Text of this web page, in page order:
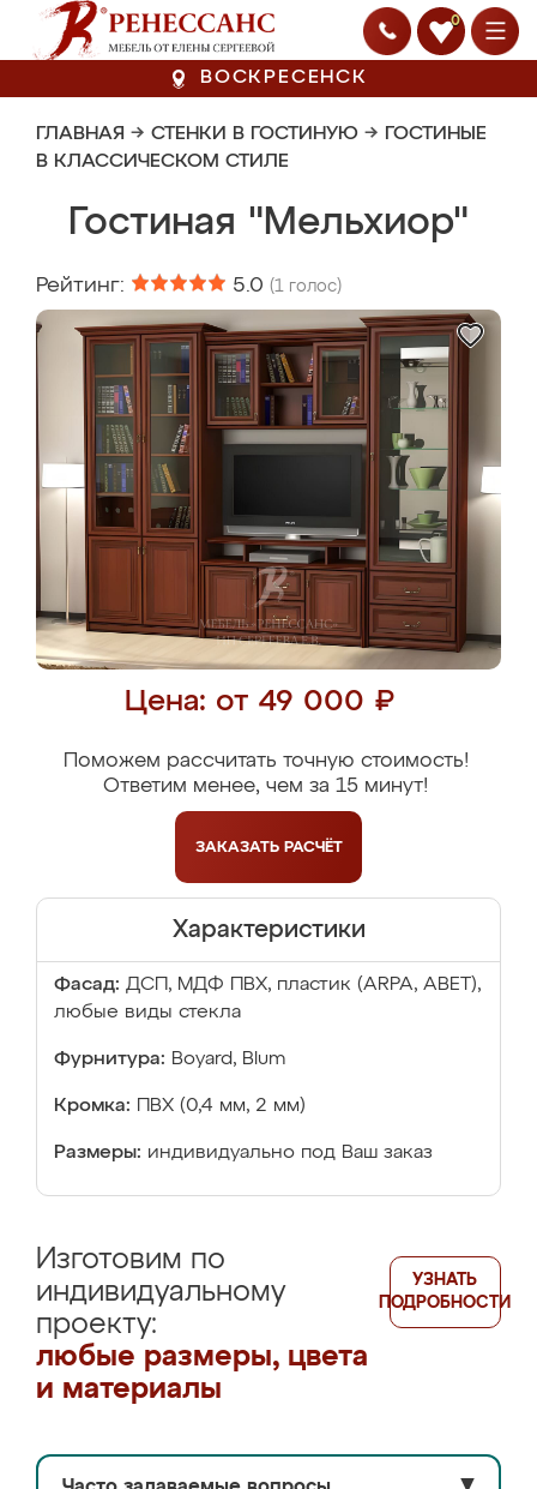
0
ВОСКРЕСЕНСК
ГЛАВНАЯ → СТЕНКИ В ГОСТИНУЮ → ГОСТИНЫЕ
В КЛАССИЧЕСКОМ СТИЛЕ
Гостиная "Мельхиор"
Рейтинг: 5.0 (1 голос)
Цена: от 49 000 ₽
Поможем рассчитать точную стоимость!
Ответим менее, чем за 15 минут!
ЗАКАЗАТЬ РАСЧЁТ
Характеристики
Фасад: ДСП, МДФ ПВХ, пластик (ARPA, ABET),
любые виды стекла
Фурнитура: Boyard, Blum
Кромка: ПВХ (0,4 мм, 2 мм)
Размеры: индивидуально под Ваш заказ
Изготовим по
индивидуальному
проекту:
любые размеры, цвета
и материалы
УЗНАТЬ
ПОДРОБНОСТИ